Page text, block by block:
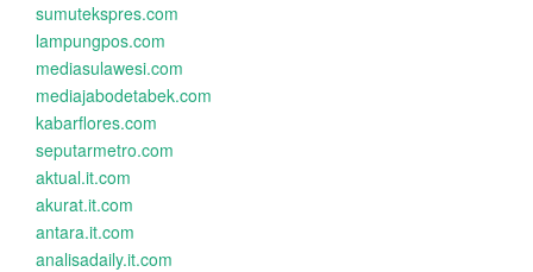
sumutekspres.com
lampungpos.com
mediasulawesi.com
mediajabodetabek.com
kabarflores.com
seputarmetro.com
aktual.it.com
akurat.it.com
antara.it.com
analisadaily.it.com